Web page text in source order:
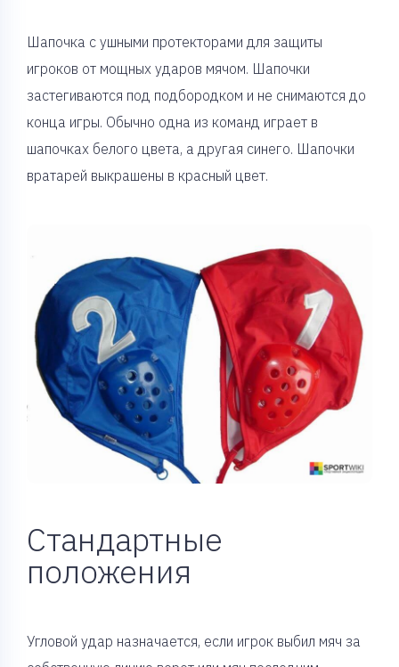
Шапочка с ушными протекторами для защиты
игроков от мощных ударов мячом. Шапочки
застегиваются под подбородком и не снимаются до
конца игры. Обычно одна из команд играет в
шапочках белого цвета, а другая синего. Шапочки
вратарей выкрашены в красный цвет.
Стандартные
положения
Угловой удар назначается, если игрок выбил мяч за